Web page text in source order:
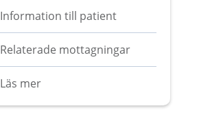
Information till patient
Relaterade mottagningar
Läs mer